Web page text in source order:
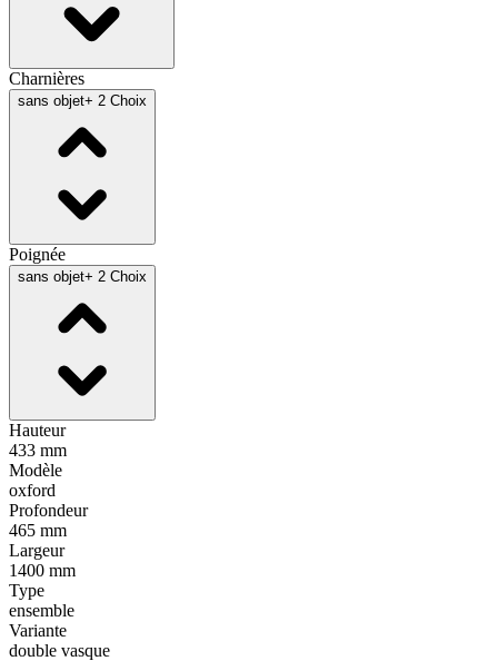
Charnières
sans objet+ 2 Choix
Poignée
sans objet+ 2 Choix
Hauteur
433 mm
Modèle
oxford
Profondeur
465 mm
Largeur
1400 mm
Type
ensemble
Variante
double vasque